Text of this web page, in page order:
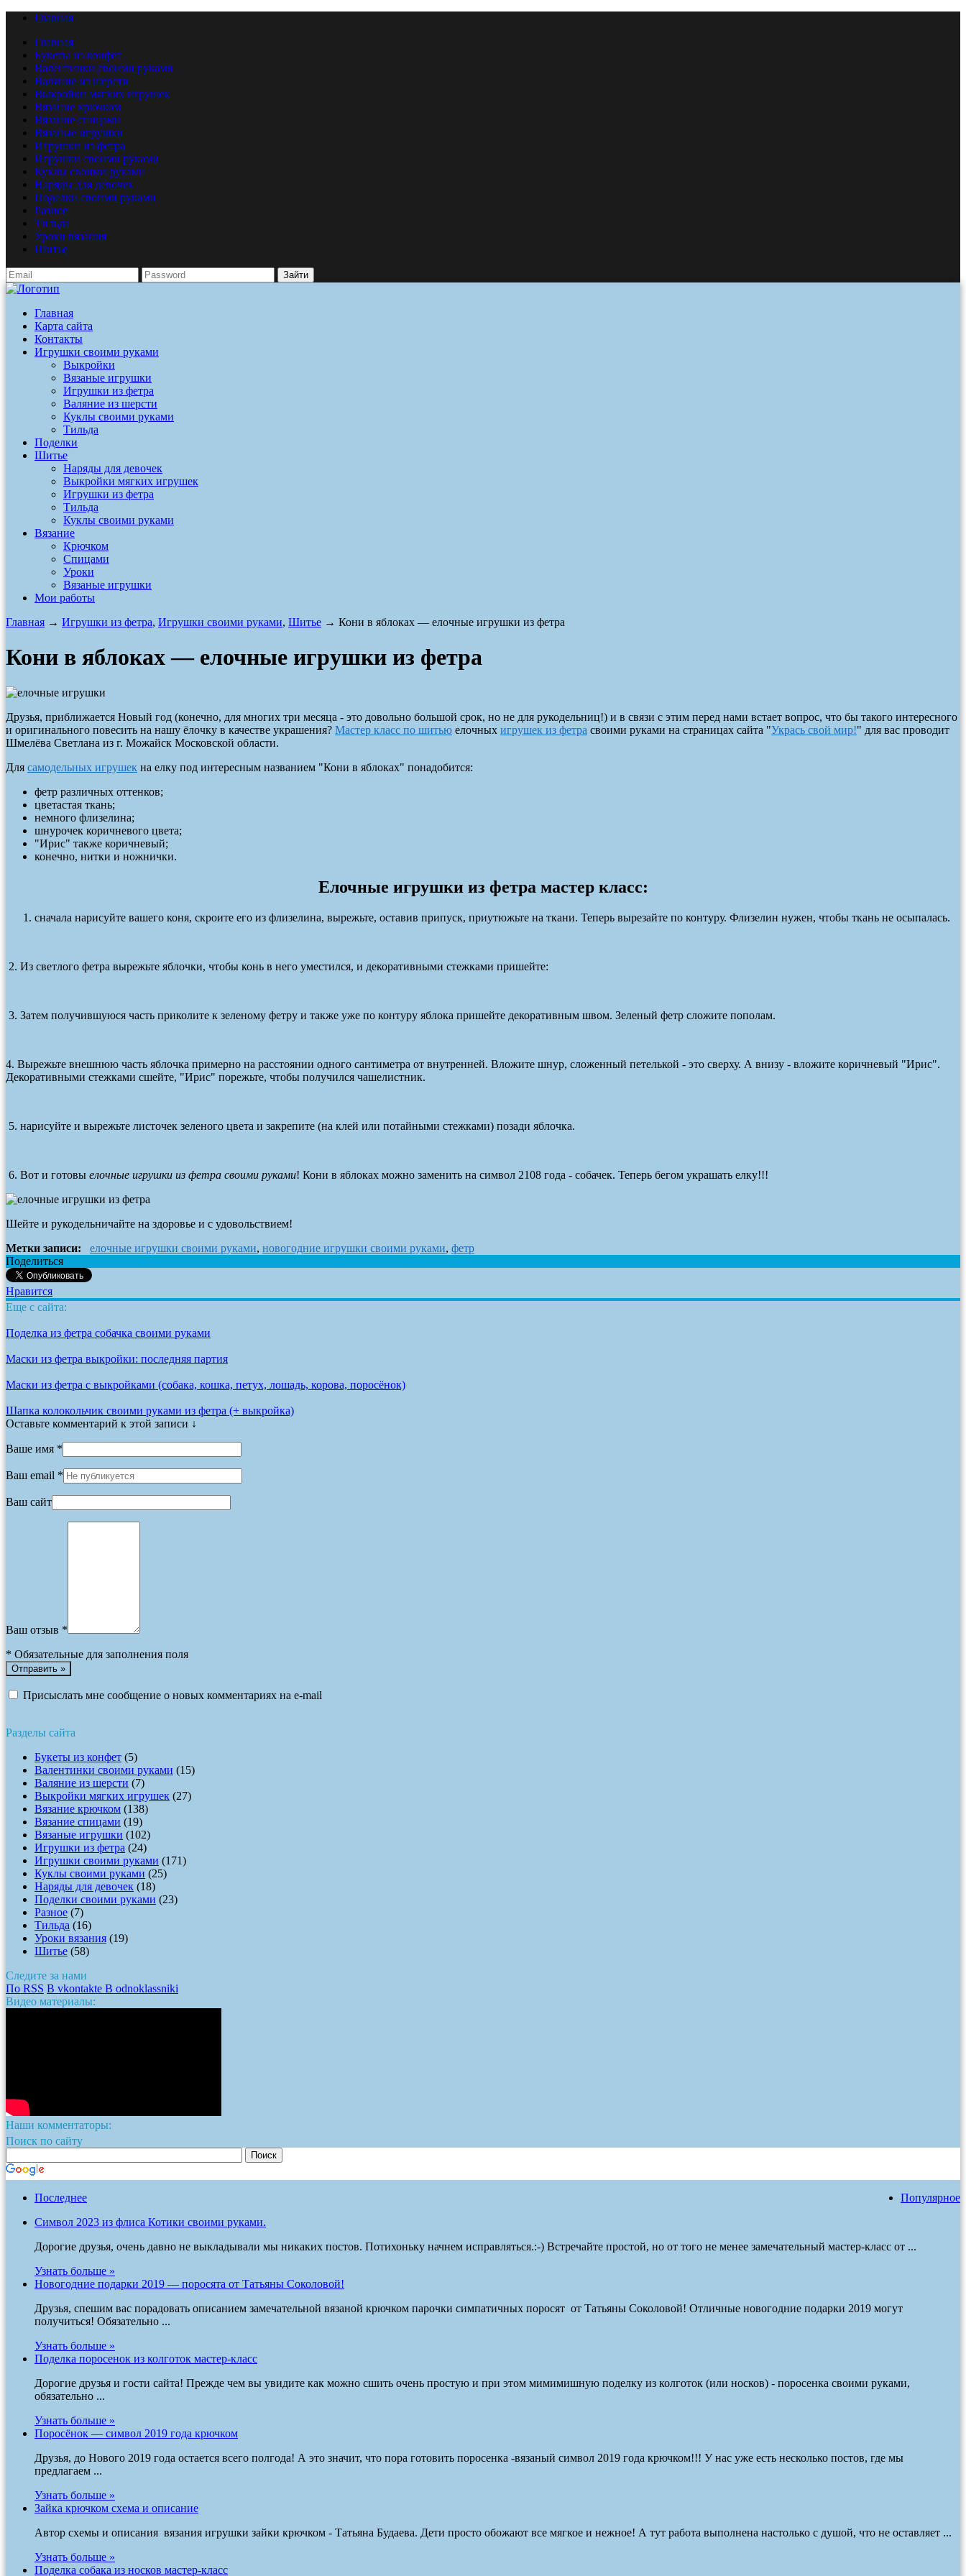
Главная
Главная
Букеты из конфет
Валентинки своими руками
Валяние из шерсти
Выкройки мягких игрушек
Вязание крючком
Вязание спицами
Вязаные игрушки
Игрушки из фетра
Игрушки своими руками
Куклы своими руками
Наряды для девочек
Поделки своими руками
Разное
Тильда
Уроки вязания
Шитье
Зайти
Главная
Карта сайта
Контакты
Игрушки своими руками
Выкройки
Вязаные игрушки
Игрушки из фетра
Валяние из шерсти
Куклы своими руками
Тильда
Поделки
Шитье
Наряды для девочек
Выкройки мягких игрушек
Игрушки из фетра
Тильда
Куклы своими руками
Вязание
Крючком
Спицами
Уроки
Вязаные игрушки
Мои работы
Главная → Игрушки из фетра, Игрушки своими руками, Шитье → Кони в яблоках — елочные игрушки из фетра
Кони в яблоках — елочные игрушки из фетра
Друзья, приближается Новый год (конечно, для многих три месяца - это довольно большой срок, но не для рукодельниц!) и в связи с этим перед нами встает вопрос, что бы такого интересного
и оригинального повесить на нашу ёлочку в качестве украшения? Мастер класс по шитью елочных игрушек из фетра своими руками на страницах сайта "Укрась свой мир!" для вас проводит
Шмелёва Светлана из г. Можайск Московской области.
Для самодельных игрушек на елку под интересным названием "Кони в яблоках" понадобится:
фетр различных оттенков;
цветастая ткань;
немного флизелина;
шнурочек коричневого цвета;
"Ирис" также коричневый;
конечно, нитки и ножнички.
Елочные игрушки из фетра мастер класс:
сначала нарисуйте вашего коня, скроите его из флизелина, вырежьте, оставив припуск, приутюжьте на ткани. Теперь вырезайте по контуру. Флизелин нужен, чтобы ткань не осыпалась.
2. Из светлого фетра вырежьте яблочки, чтобы конь в него уместился, и декоративными стежками пришейте:
3. Затем получившуюся часть приколите к зеленому фетру и также уже по контуру яблока пришейте декоративным швом. Зеленый фетр сложите пополам.
4. Вырежьте внешнюю часть яблочка примерно на расстоянии одного сантиметра от внутренней. Вложите шнур, сложенный петелькой - это сверху. А внизу - вложите коричневый "Ирис".
Декоративными стежками сшейте, "Ирис" порежьте, чтобы получился чашелистник.
5. нарисуйте и вырежьте листочек зеленого цвета и закрепите (на клей или потайными стежками) позади яблочка.
6. Вот и готовы елочные игрушки из фетра своими руками! Кони в яблоках можно заменить на символ 2108 года - собачек. Теперь бегом украшать елку!!!
Шейте и рукодельничайте на здоровье и с удовольствием!
Метки записи:
елочные игрушки своими руками, новогодние игрушки своими руками, фетр
Поделиться
Нравится
Еще с сайта:
Поделка из фетра собачка своими руками
Маски из фетра выкройки: последняя партия
Маски из фетра с выкройками (собака, кошка, петух, лошадь, корова, поросёнок)
Шапка колокольчик своими руками из фетра (+ выкройка)
Оставьте комментарий к этой записи ↓
Ваше имя *
Ваш email *
Ваш сайт
Ваш отзыв *
* Обязательные для заполнения поля
Присыслать мне сообщение о новых комментариях на e-mail
Разделы сайта
Букеты из конфет (5)
Валентинки своими руками (15)
Валяние из шерсти (7)
Выкройки мягких игрушек (27)
Вязание крючком (138)
Вязание спицами (19)
Вязаные игрушки (102)
Игрушки из фетра (24)
Игрушки своими руками (171)
Куклы своими руками (25)
Наряды для девочек (18)
Поделки своими руками (23)
Разное (7)
Тильда (16)
Уроки вязания (19)
Шитье (58)
Следите за нами
По RSS В vkontakte В odnoklassniki
Видео материалы:
Наши комментаторы:
Поиск по сайту
Популярное
Последнее
Символ 2023 из флиса Котики своими руками.
Дорогие друзья, очень давно не выкладывали мы никаких постов. Потихоньку начнем исправляться.:-) Встречайте простой, но от того не менее замечательный мастер-класс от ...
Узнать больше »
Новогодние подарки 2019 — поросята от Татьяны Соколовой!
Друзья, спешим вас порадовать описанием замечательной вязаной крючком парочки симпатичных поросят от Татьяны Соколовой! Отличные новогодние подарки 2019 могут
получиться! Обязательно ...
Узнать больше »
Поделка поросенок из колготок мастер-класс
Дорогие друзья и гости сайта! Прежде чем вы увидите как можно сшить очень простую и при этом мимимишную поделку из колготок (или носков) - поросенка своими руками,
обязательно ...
Узнать больше »
Поросёнок — символ 2019 года крючком
Друзья, до Нового 2019 года остается всего полгода! А это значит, что пора готовить поросенка -вязаный символ 2019 года крючком!!! У нас уже есть несколько постов, где мы
предлагаем ...
Узнать больше »
Зайка крючком схема и описание
Автор схемы и описания вязания игрушки зайки крючком - Татьяна Будаева. Дети просто обожают все мягкое и нежное! А тут работа выполнена настолько с душой, что не оставляет ...
Узнать больше »
Поделка собака из носков мастер-класс